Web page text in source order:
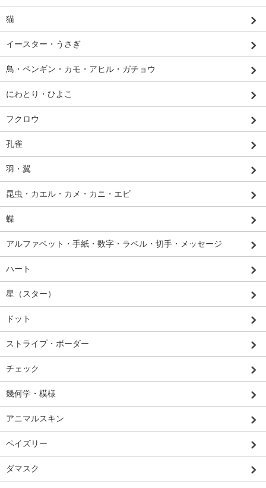
猫
イースター・うさぎ
鳥・ペンギン・カモ・アヒル・ガチョウ
にわとり・ひよこ
フクロウ
孔雀
羽・翼
昆虫・カエル・カメ・カニ・エビ
蝶
アルファベット・手紙・数字・ラベル・切手・メッセージ
ハート
星（スター）
ドット
ストライプ・ボーダー
チェック
幾何学・模様
アニマルスキン
ペイズリー
ダマスク